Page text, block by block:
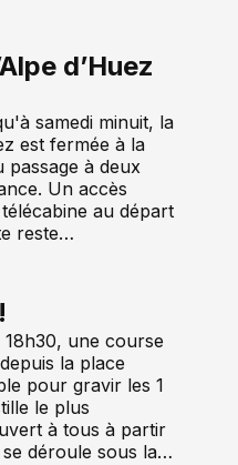
d’Huez
samedi minuit, la
est fermée à la
à deux
Un accès
au départ
reste…
une course
la place
pour gravir les 1
le plus
à tous à partir
déroule sous la…